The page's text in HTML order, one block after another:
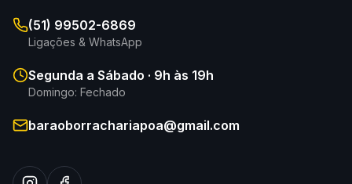
(51) 99502-6869
Ligações & WhatsApp
Segunda a Sábado · 9h às 19h
Domingo: Fechado
baraoborrachariapoa@gmail.com